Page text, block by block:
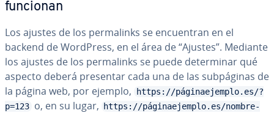
funcionan
Los ajustes de los pe­r­ma­li­n­ks se en­cue­n­tran en el
backend de WordPress, en el área de “Ajustes”. Mediante
los ajustes de los pe­r­ma­li­n­ks se puede de­te­r­mi­nar qué
aspecto deberá presentar cada una de las su­b­pá­gi­nas de
la página web, por ejemplo,
https://páginaejemplo.es/?
p=123 o, en su lugar,
https://páginaejemplo.es/nombre-